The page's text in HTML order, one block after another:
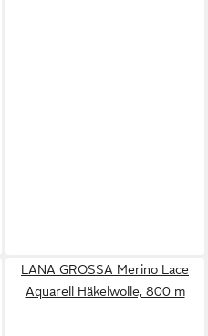
LANA GROSSA Merino Lace
Aquarell Häkelwolle, 800 m